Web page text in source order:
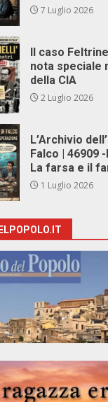
7 Luglio 2026
Il caso
nota speciale
della CIA
2 Luglio 2026
L’Archivio
Falco | 46909
La farsa e il
1 Luglio 2026